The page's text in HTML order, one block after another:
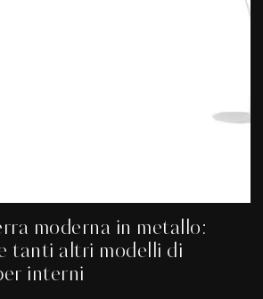
moderna in metallo:
tanti altri modelli di
interni